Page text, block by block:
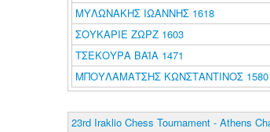
ΜΥΛΩΝΑΚΗΣ ΙΩΑΝΝΗΣ 1618
ΣΟΥΚΑΡΙΕ ΖΩΡΖ 1603
ΤΣΕΚΟΥΡΑ ΒΑΪΑ 1471
ΜΠΟΥΛΑΜΑΤΣΗΣ ΚΩΝΣΤΑΝΤΙΝΟΣ 1580
23rd Iraklio Chess Tournament - Athens